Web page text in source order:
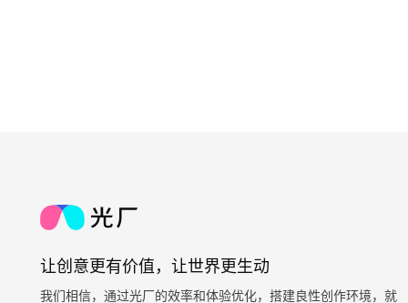
让创意更有价值，让世界更生动
我们相信，通过光厂的效率和体验优化，搭建良性创作环境，就